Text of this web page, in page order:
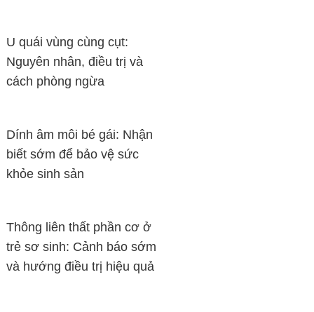
U quái vùng cùng cụt:
Nguyên nhân, điều trị và
cách phòng ngừa
Dính âm môi bé gái: Nhận
biết sớm để bảo vệ sức
khỏe sinh sản
Thông liên thất phần cơ ở
trẻ sơ sinh: Cảnh báo sớm
và hướng điều trị hiệu quả